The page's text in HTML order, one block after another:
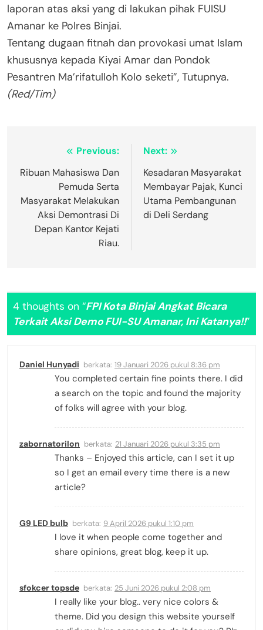
laporan atas aksi yang di lakukan pihak FUISU
Amanar ke Polres Binjai.
Tentang dugaan fitnah dan provokasi umat Islam
khususnya kepada Kiyai Amar dan Pondok
Pesantren Ma’rifatulloh Kolo seketi”, Tutupnya.
(Red/Tim)
Navigasi
pos
Previous:
Ribuan Mahasiswa Dan
Pemuda Serta
Masyarakat Melakukan
Aksi Demontrasi Di
Depan Kantor Kejati
Riau.
Next:
Kesadaran Masyarakat
Membayar Pajak, Kunci
Utama Pembangunan
di Deli Serdang
4 thoughts on “FPI Kota Binjai Angkat Bicara
Terkait Aksi Demo FUI-SU Amanar, Ini Katanya!!”
Daniel Hunyadi berkata: 19 Januari 2026 pukul 8:36 pm
You completed certain fine points there. I did
a search on the topic and found the majority
of folks will agree with your blog.
zabornatorilon berkata: 21 Januari 2026 pukul 3:35 pm
Thanks – Enjoyed this article, can I set it up
so I get an email every time there is a new
article?
G9 LED bulb berkata: 9 April 2026 pukul 1:10 pm
I love it when people come together and
share opinions, great blog, keep it up.
sfokcer topsde berkata: 25 Juni 2026 pukul 2:08 pm
I really like your blog.. very nice colors &
theme. Did you design this website yourself